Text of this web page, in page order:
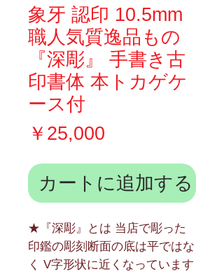
象牙 認印 10.5mm
職人気質逸品もの
『深彫』 手書き古
印書体 本トカゲケ
ース付
￥25,000
格
カートに追加する
★『深彫』とは 当店で彫った
印鑑の彫刻断面の底は平ではな
く V字形状に近くなっています